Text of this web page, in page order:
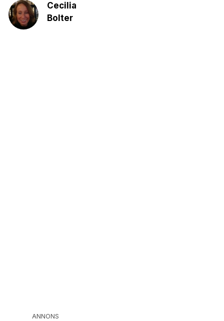
Cecilia
Bolter
ANNONS